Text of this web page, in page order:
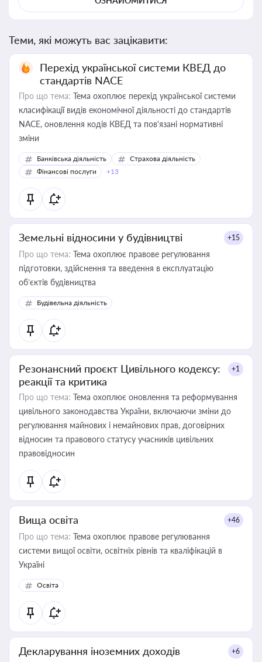
Теми, які можуть вас зацікавити:
Перехід української системи КВЕД до
стандартів NACE
Про що тема: Тема охоплює перехід української системи
класифікації видів економічної діяльності до стандартів
NACE, оновлення кодів КВЕД та пов'язані нормативні
зміни
Банківська діяльність
Страхова діяльність
Фінансові послуги
+13
Земельні відносини у будівництві +15
Про що тема: Тема охоплює правове регулювання
підготовки, здійснення та введення в експлуатацію
об’єктів будівництва
Будівельна діяльність
Резонансний проєкт Цивільного кодексу:
реакції та критика
+1
Про що тема: Тема охоплює оновлення та реформування
цивільного законодавства України, включаючи зміни до
регулювання майнових і немайнових прав, договірних
відносин та правового статусу учасників цивільних
правовідносин
Вища освіта +46
Про що тема: Тема охоплює правове регулювання
системи вищої освіти, освітніх рівнів та кваліфікацій в
Україні
Освіта
Декларування іноземних доходів +6